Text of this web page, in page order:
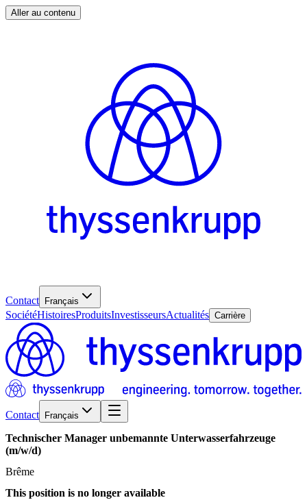
Aller au contenu
Contact Français
SociétéHistoiresProduitsInvestisseursActualités Carrière
Contact Français
Technischer Manager unbemannte Unterwasserfahrzeuge
(m/w/d)
Brême
This position is no longer available